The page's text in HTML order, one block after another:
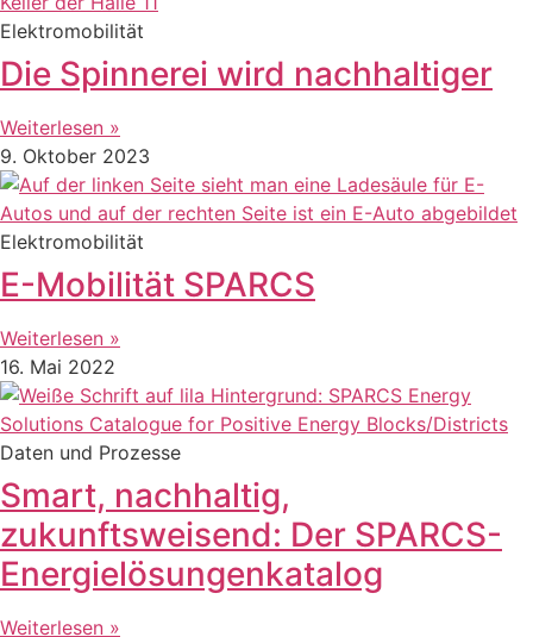
Elektromobilität
Die Spinnerei wird nachhaltiger
Weiterlesen »
9. Oktober 2023
Elektromobilität
E-Mobilität SPARCS
Weiterlesen »
16. Mai 2022
Daten und Prozesse
Smart, nachhaltig,
zukunftsweisend: Der SPARCS-
Energielösungenkatalog
Weiterlesen »